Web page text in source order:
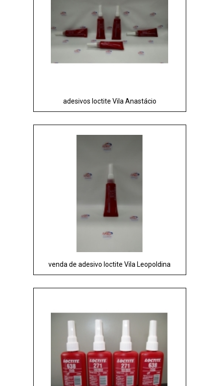
adesivos loctite Vila Anastácio
venda de adesivo loctite Vila Leopoldina